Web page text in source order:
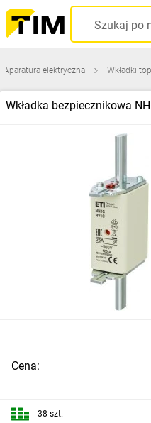
Aparatura elektryczna Wkładki
Wkładka bezpiecznikowa
Cena:
38 szt.